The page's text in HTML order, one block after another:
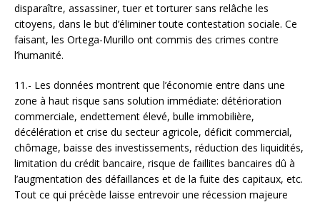
disparaître, assassiner, tuer et torturer sans relâche les
citoyens, dans le but d’éliminer toute contestation sociale. Ce
faisant, les Ortega-Murillo ont commis des crimes contre
l’humanité.
11.- Les données montrent que l’économie entre dans une
zone à haut risque sans solution immédiate: détérioration
commerciale, endettement élevé, bulle immobilière,
décélération et crise du secteur agricole, déficit commercial,
chômage, baisse des investissements, réduction des liquidités,
limitation du crédit bancaire, risque de faillites bancaires dû à
l’augmentation des défaillances et de la fuite des capitaux, etc.
Tout ce qui précède laisse entrevoir une récession majeure